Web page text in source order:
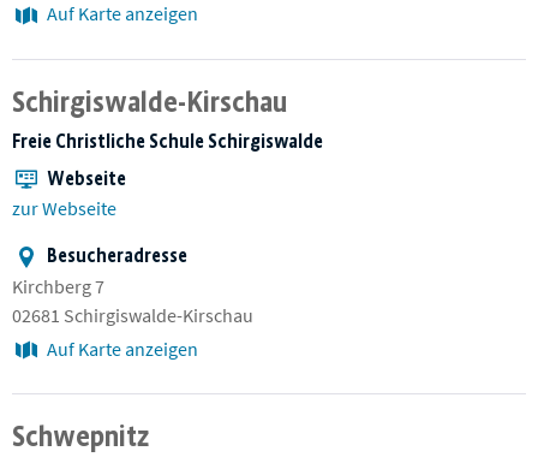
Auf Karte anzeigen
Schirgiswalde-Kirschau
Freie Christliche Schule Schirgiswalde
Webseite
zur Webseite
Besucheradresse
Kirchberg 7
02681 Schirgiswalde-Kirschau
Auf Karte anzeigen
Schwepnitz